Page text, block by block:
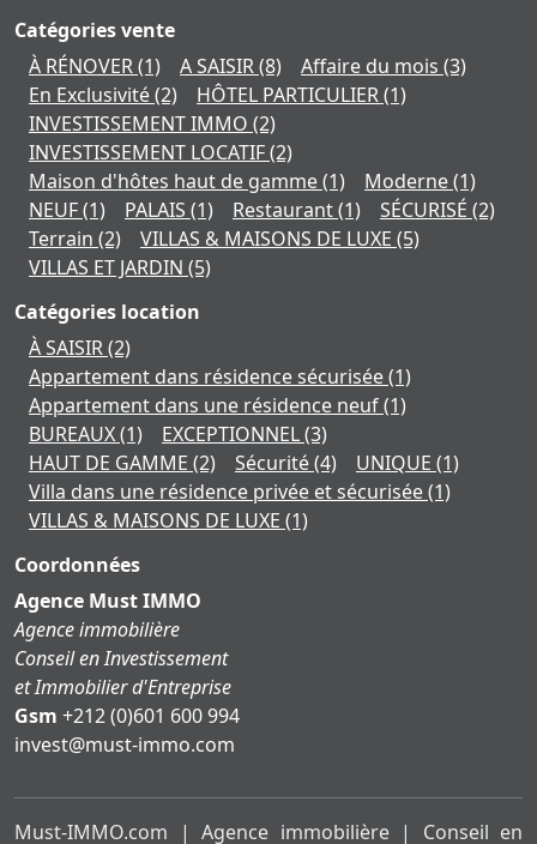
Catégories vente
À RÉNOVER(1) A SAISIR(8) Affaire du mois (3)
En Exclusivité(2) HÔTEL PARTICULIER(1)
INVESTISSEMENT IMMO (2)
INVESTISSEMENT LOCATIF(2)
Maison d'hôtes haut de gamme(1) Moderne(1)
NEUF(1) PALAIS (1) Restaurant(1) SÉCURISÉ (2)
Terrain (2) VILLAS & MAISONS DE LUXE (5)
VILLAS ET JARDIN (5)
Catégories location
À SAISIR(2)
Appartement dans résidence sécurisée(1)
Appartement dans une résidence neuf(1)
BUREAUX(1) EXCEPTIONNEL(3)
HAUT DE GAMME (2) Sécurité(4) UNIQUE (1)
Villa dans une résidence privée et sécurisée(1)
VILLAS & MAISONS DE LUXE (1)
Coordonnées
Agence Must IMMO
Agence immobilière
Conseil en Investissement
et Immobilier d'Entreprise
Gsm +212 (0)601 600 994
moc.ommi-tsum@tsevni
Must-IMMO.com | Agence immobilière | Conseil en